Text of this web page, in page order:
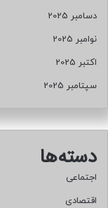
دسامبر 2025
نوامبر 2025
اکتبر 2025
سپتامبر 2025
دسته‌ها
اجتماعی
اقتصادی